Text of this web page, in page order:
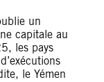
un
capitale au
les pays
le Yémen